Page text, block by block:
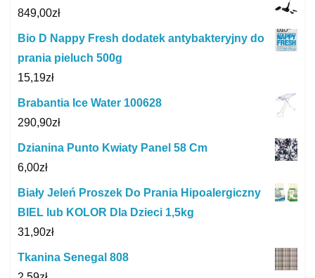
849,00zł
Bio D Nappy Fresh dodatek antybakteryjny do
prania pieluch 500g
15,19zł
Brabantia Ice Water 100628
290,90zł
Dzianina Punto Kwiaty Panel 58 Cm
6,00zł
Biały Jeleń Proszek Do Prania Hipoalergiczny
BIEL lub KOLOR Dla Dzieci 1,5kg
31,90zł
Tkanina Senegal 808